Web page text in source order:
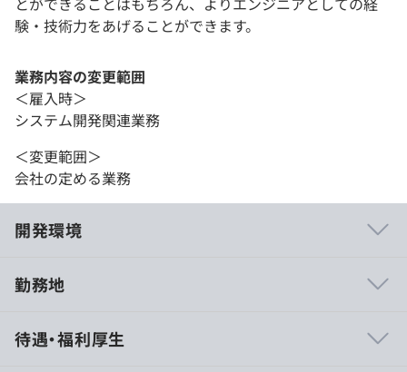
験・技術力をあげることができます。
業務内容の変更範囲
＜雇入時＞
システム開発関連業務
＜変更範囲＞
会社の定める業務
開発環境
・スキルアップ支援制度
勤務地
待遇・福利厚生